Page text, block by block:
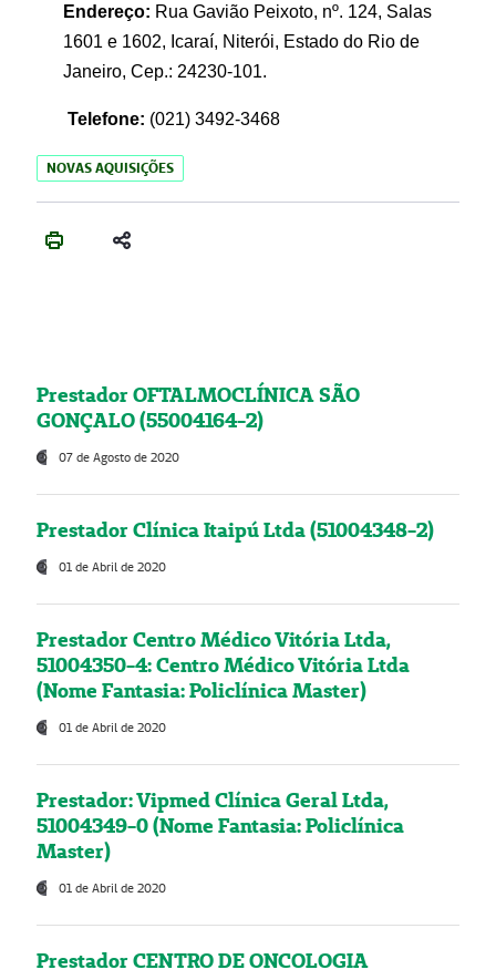
Endereço: Rua Gavião Peixoto, nº. 124, Salas
1601 e 1602, Icaraí, Niterói, Estado do Rio de
Janeiro, Cep.: 24230-101.
Telefone: (021) 3492-3468
NOVAS AQUISIÇÕES
Prestador OFTALMOCLÍNICA SÃO
GONÇALO (55004164-2)
07 de Agosto de 2020
Prestador Clínica Itaipú Ltda (51004348-2)
01 de Abril de 2020
Prestador Centro Médico Vitória Ltda,
51004350-4: Centro Médico Vitória Ltda
(Nome Fantasia: Policlínica Master)
01 de Abril de 2020
Prestador: Vipmed Clínica Geral Ltda,
51004349-0 (Nome Fantasia: Policlínica
Master)
01 de Abril de 2020
Prestador CENTRO DE ONCOLOGIA